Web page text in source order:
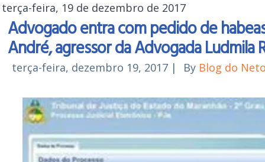
terça-feira, 19 de dezembro de 2017
Advogado entra com pedido de
André, agressor da Advogada Ludmila
terça-feira, dezembro 19, 2017 | By Blog do